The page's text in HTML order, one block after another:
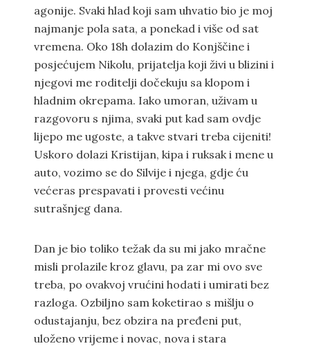
agonije. Svaki hlad koji sam uhvatio bio je moj
najmanje pola sata, a ponekad i više od sat
vremena. Oko 18h dolazim do Konjščine i
posjećujem Nikolu, prijatelja koji živi u blizini i
njegovi me roditelji dočekuju sa klopom i
hladnim okrepama. Iako umoran, uživam u
razgovoru s njima, svaki put kad sam ovdje
lijepo me ugoste, a takve stvari treba cijeniti!
Uskoro dolazi Kristijan, kipa i ruksak i mene u
auto, vozimo se do Silvije i njega, gdje ću
većeras prespavati i provesti većinu
sutrašnjeg dana.
Dan je bio toliko težak da su mi jako mračne
misli prolazile kroz glavu, pa zar mi ovo sve
treba, po ovakvoj vrućini hodati i umirati bez
razloga. Ozbiljno sam koketirao s mišlju o
odustajanju, bez obzira na pređeni put,
uloženo vrijeme i novac, nova i stara